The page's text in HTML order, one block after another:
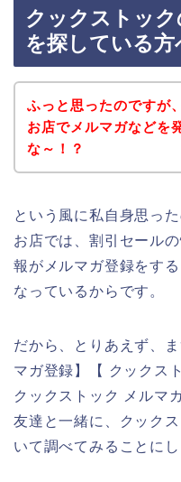
クックストッ
を探している方
ふっと思ったのですが
お店でメルマガなどを
な～！？
という風に私自身思っ
お店では、割引セール
報がメルマガ登録をす
なっているからです。
だから、とりあえず、
マガ登録】【 クックス
クックストック メルマ
友達と一緒に、クック
いて調べてみることにし